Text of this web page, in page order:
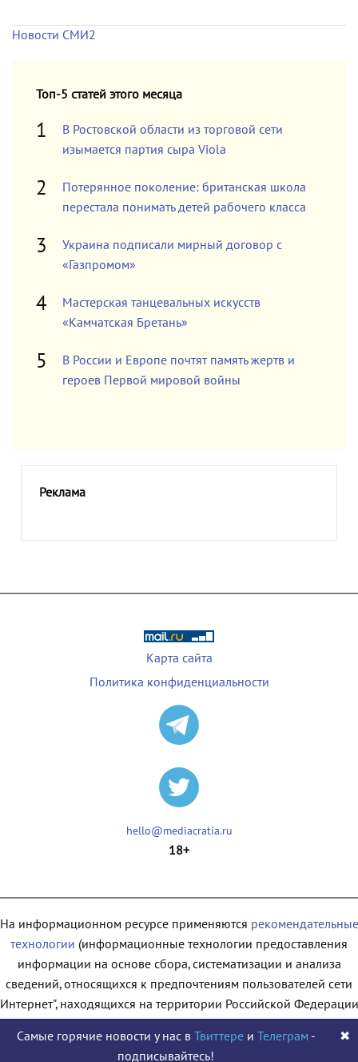
Новости СМИ2
Топ-5 статей этого месяца
В Ростовской области из торговой сети
изымается партия сыра Viola
Потерянное поколение: британская школа
перестала понимать детей рабочего класса
Украина подписали мирный договор с
«Газпромом»
Мастерская танцевальных искусств
«Камчатская Бретань»
В России и Европе почтят память жертв и
героев Первой мировой войны
Реклама
Карта сайта
Политика конфиденциальности
hello@mediacratia.ru
18+
На информационном ресурсе применяются рекомендательные
технологии (информационные технологии предоставления
информации на основе сбора, систематизации и анализа
сведений, относящихся к предпочтениям пользователей сети
находящихся на территории Российской
Самые горячие новости у нас в Твиттереи Телеграм -
подписывайтесь!
✖